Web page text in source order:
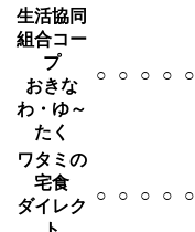
生活協同
組合コー
プ
おきな
わ・ゆ～
たく
○ ○ ○ ○ ○
ワタミの
宅食
ダイレク
○ ○ ○ ○ ○